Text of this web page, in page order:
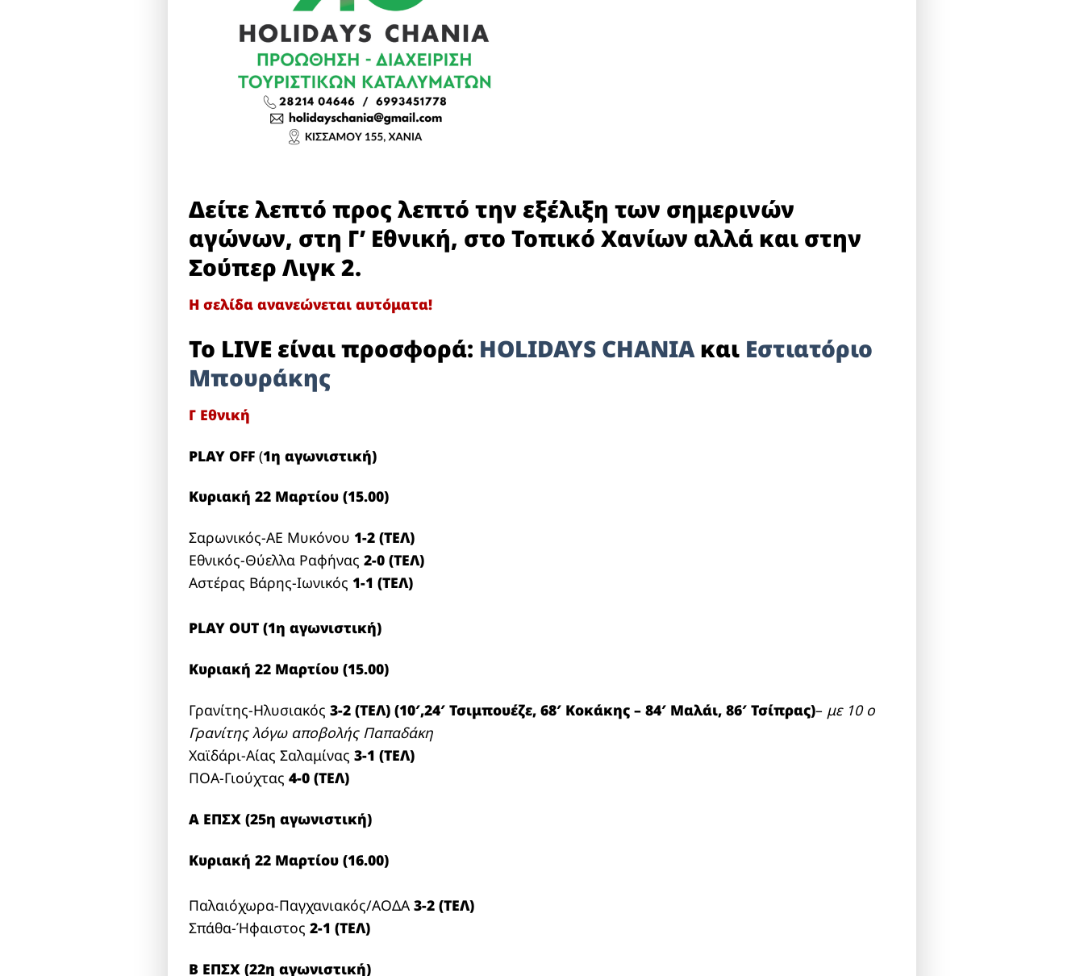
Δείτε λεπτό προς λεπτό την εξέλιξη των σημερινών
αγώνων, στη Γ’ Εθνική, στο Τοπικό Χανίων αλλά και στην
Σούπερ Λιγκ 2.
Η σελίδα ανανεώνεται αυτόματα!
Το LIVE είναι προσφορά: HOLIDAYS CHANIA και Εστιατόριο
Μπουράκης
Γ Εθνική
PLAY OFF (1η αγωνιστική)
Κυριακή 22 Μαρτίου (15.00)
Σαρωνικός-ΑΕ Μυκόνου 1-2 (ΤΕΛ)
Εθνικός-Θύελλα Ραφήνας2-0 (ΤΕΛ)
Αστέρας Βάρης-Ιωνικός 1-1 (ΤΕΛ)
PLAY OUT (1η αγωνιστική)
Κυριακή 22 Μαρτίου (15.00)
Γρανίτης-Ηλυσιακός3-2 (ΤΕΛ) (10′,24′ Τσιμπουέζε, 68′ Κοκάκης –84′ Μαλάι, 86′ Τσίπρας)– με 10 ο
Γρανίτης λόγω αποβολής Παπαδάκη
Χαϊδάρι-Αίας Σαλαμίνας3-1 (ΤΕΛ)
ΠΟΑ-Γιούχτας4-0 (ΤΕΛ)
Α ΕΠΣΧ (25η αγωνιστική)
Κυριακή 22 Μαρτίου (16.00)
Παλαιόχωρα-Παγχανιακός/ΑΟΔΑ3-2 (ΤΕΛ)
Σπάθα-Ήφαιστος2-1 (TEΛ)
Β ΕΠΣΧ (22η αγωνιστική)